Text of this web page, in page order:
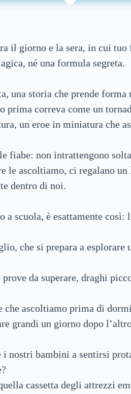
Audiofiabe delle Mille e una
👵 Audiofiabe Popolari
🧸Audiofiabe brevi
📖 Audiofiabe Lunghe
Audiofiabe di
🎅🎄 Audiofiabe di Natale
🥳Audiofiabe di
Audiofiabe di
👸🤴
Favole sugli animali di
🧪⚙️📐🧮 Fiabe STEM
👵Racconti Popolari
Storie brevi della
Fiabe Suddivise per
🎃👻Storie di Halloween
🎅🎄I racconti di Natale
Racconti di Carnevale
in Soccorso: cosa ci
🛍️fabulinis Shop
💌lafabuletter 💌
🏆 Giochi e sfide
😝Gli Scioglilingua
i “colmi” più belli, furbi e
🤩Tutti gli indovinelli
e… incanti di
🎈Le Filastrocche
Le conte dei bambini in
Tutte le frasi belle per
Frasi belle e Aforismi su
Chi siamo📧
il giorno e la sera, in cui
né una formula segreta.
una storia che prende
prima correva come un
un eroe in miniatura che
fiabe: non intrattengono
le ascoltiamo, ci regalano
dentro di noi.
a scuola, è esattamente così:
che si prepara a esplorare
da superare, draghi
ascoltiamo prima di
grandi un giorno dopo
i nostri bambini a sentirsi
cassetta degli attrezzi